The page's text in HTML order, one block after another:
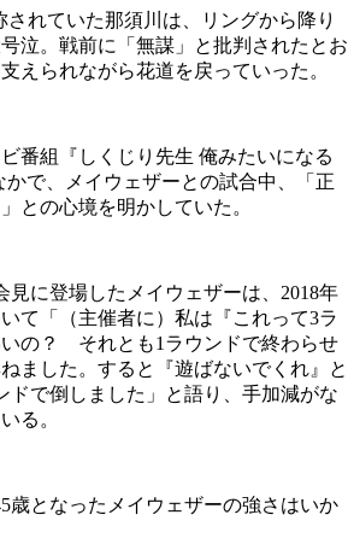
れていた那須川は、リングから降り
泣。戦前に「無謀」と批判されたとお
えられながら花道を戻っていった。
番組『しくじり先生 俺みたいになる
で、メイウェザーとの試合中、「正
との心境を明かしていた。
に登場したメイウェザーは、2018年
て「（主催者に）私は『これって3ラ
の？ それとも1ラウンドで終わらせ
ました。すると『遊ばないでくれ』と
ドで倒しました」と語り、手加減がな
る。
となったメイウェザーの強さはいか